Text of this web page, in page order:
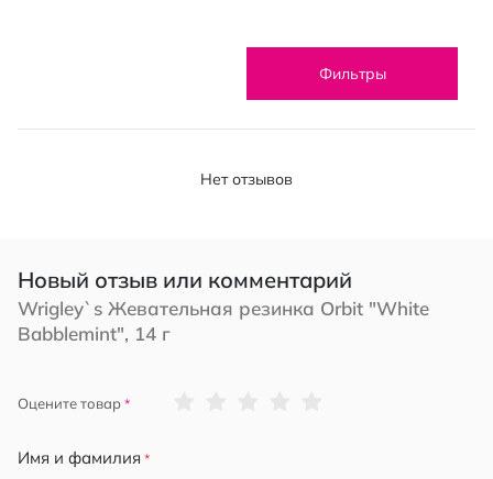
Фильтры
Нет отзывов
Новый отзыв или комментарий
Wrigley`s Жевательная резинка Оrbit "White
Babblemint", 14 г
Оцените товар
Имя и фамилия